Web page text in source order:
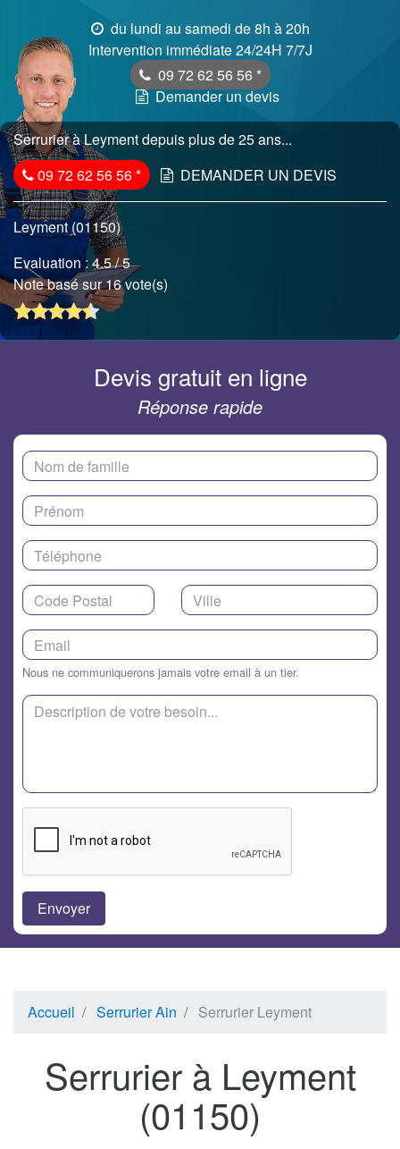
du lundi au samedi de 8h à 20h
Intervention immédiate 24/24H 7/7J
09 72 62 56 56 *
Demander un devis
Serrurier à Leyment depuis plus de 25 ans...
09 72 62 56 56* DEMANDER UN DEVIS
Leyment (01150)
Evaluation :4.5/ 5
Note basé sur 16 vote(s)
Devis gratuit en ligne
Réponse rapide
Nous ne communiquerons jamais votre email à un tier.
Accueil Serrurier Ain Serrurier Leyment
Serrurier à Leyment
(01150)